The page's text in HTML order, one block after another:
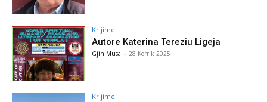
Krijime
Autore Katerina Tereziu Ligeja
Gjin Musa - 28 Korrik 2025
Krijime